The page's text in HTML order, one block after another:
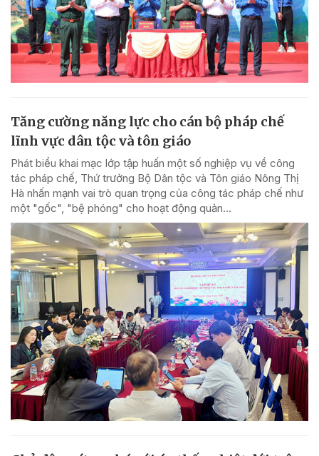
Tăng cường năng lực cho cán bộ pháp chế
lĩnh vực dân tộc và tôn giáo
Phát biểu khai mạc lớp tập huấn một số nghiệp vụ về công
tác pháp chế, Thứ trưởng Bộ Dân tộc và Tôn giáo Nông Thị
Hà nhấn mạnh vai trò quan trọng của công tác pháp chế như
một "gốc", "bệ phóng" cho hoạt động quản...